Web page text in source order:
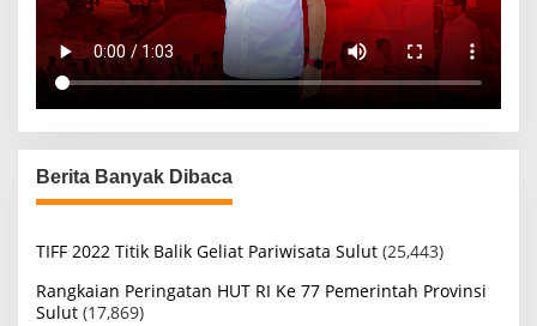
Berita Banyak Dibaca
TIFF 2022 Titik Balik Geliat Pariwisata Sulut (25,443)
Rangkaian Peringatan HUT RI Ke 77 Pemerintah Provinsi
Sulut (17,869)